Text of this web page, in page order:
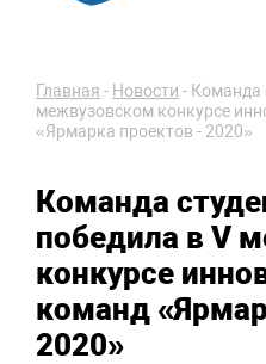
Главная - Новости - Команда
межвузовском конкурсе
«Ярмарка проектов - 2020»
Команда
победила в V
конкурсе
команд
2020»